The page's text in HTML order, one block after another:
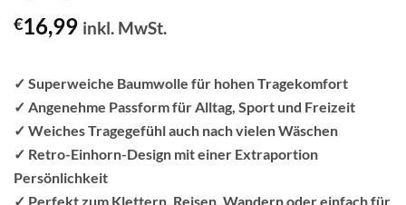
€16,99 inkl. MwSt.
✓ Superweiche Baumwolle für hohen Tragekomfort
✓ Angenehme Passform für Alltag, Sport und Freizeit
✓ Weiches Tragegefühl auch nach vielen Wäschen
✓ Retro-Einhorn-Design mit einer Extraportion
Persönlichkeit
✓ Perfekt zum Klettern, Reisen, Wandern oder einfach für